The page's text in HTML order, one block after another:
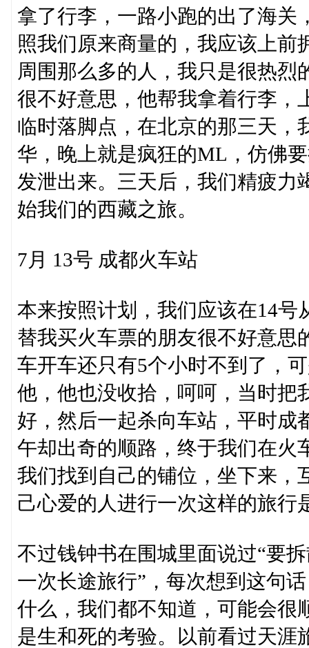
拿了行李，一路小跑的出了海关
照我们原来商量的，我应该上前
周围那么多的人，我只是很热烈
很不好意思，他帮我拿着行李，
临时落脚点，在北京的那三天，
华，晚上就是疯狂的ML，仿佛
发泄出来。三天后，我们精疲力
始我们的西藏之旅。
7月 13号 成都火车站
本来按照计划，我们应该在14号
替我买火车票的朋友很不好意思
车开车还只有5个小时不到了，
他，他也没收拾，呵呵，当时把
好，然后一起杀向车站，平时成
午却出奇的顺路，终于我们在火
我们找到自己的铺位，坐下来，
己心爱的人进行一次这样的旅行
不过钱钟书在围城里面说过“要
一次长途旅行”，每次想到这句
什么，我们都不知道，可能会很
是生和死的考验。以前看过天涯